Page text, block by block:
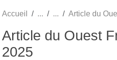
Accueil Article du
Article du Ouest
2025